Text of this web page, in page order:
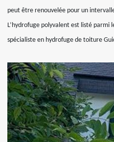
peut être renouvelée pour un
L’hydrofuge polyvalent est listé parmi
spécialiste en hydrofuge de toiture